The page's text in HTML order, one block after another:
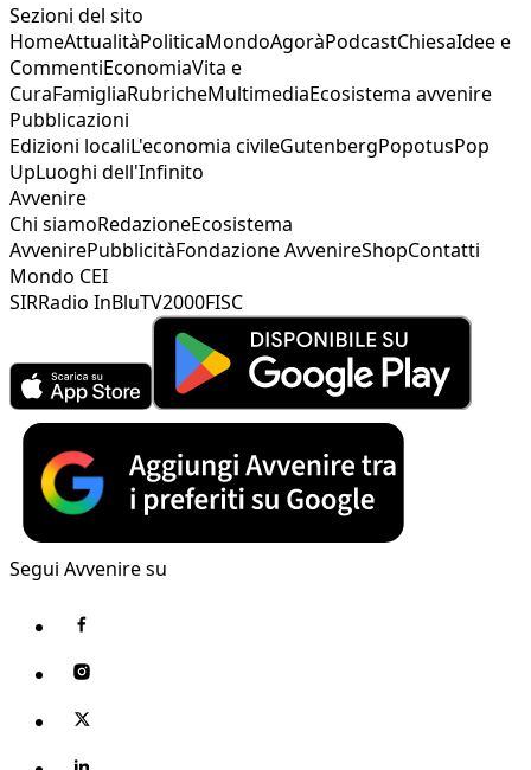
Sezioni del sito
HomeAttualitàPoliticaMondoAgoràPodcastChiesaIdee e
CommentiEconomiaVita e
CuraFamigliaRubricheMultimediaEcosistema avvenire
Pubblicazioni
Edizioni localiL'economia civileGutenbergPopotusPop
UpLuoghi dell'Infinito
Avvenire
Chi siamoRedazioneEcosistema
AvvenirePubblicitàFondazione AvvenireShopContatti
Mondo CEI
SIRRadio InBluTV2000FISC
Segui Avvenire su